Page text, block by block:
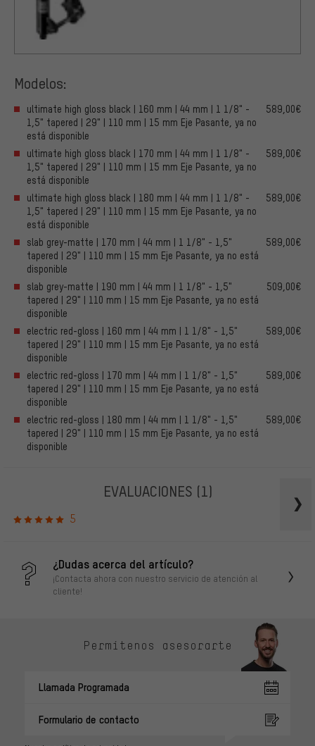
Modelos:
ultimate high gloss black | 160 mm | 44 mm | 1 1/8" -
1,5" tapered | 29" | 110 mm | 15 mm Eje Pasante, ya no
está disponible
589,00€
ultimate high gloss black | 170 mm | 44 mm | 1 1/8" -
1,5" tapered | 29" | 110 mm | 15 mm Eje Pasante, ya no
está disponible
589,00€
ultimate high gloss black | 180 mm | 44 mm | 1 1/8" -
1,5" tapered | 29" | 110 mm | 15 mm Eje Pasante, ya no
está disponible
589,00€
slab grey-matte | 170 mm | 44 mm | 1 1/8" - 1,5"
tapered | 29" | 110 mm | 15 mm Eje Pasante, ya no está
disponible
589,00€
slab grey-matte | 190 mm | 44 mm | 1 1/8" - 1,5"
tapered | 29" | 110 mm | 15 mm Eje Pasante, ya no está
disponible
509,00€
electric red-gloss | 160 mm | 44 mm | 1 1/8" - 1,5"
tapered | 29" | 110 mm | 15 mm Eje Pasante, ya no está
disponible
589,00€
electric red-gloss | 170 mm | 44 mm | 1 1/8" - 1,5"
tapered | 29" | 110 mm | 15 mm Eje Pasante, ya no está
disponible
589,00€
electric red-gloss | 180 mm | 44 mm | 1 1/8" - 1,5"
tapered | 29" | 110 mm | 15 mm Eje Pasante, ya no está
disponible
589,00€
EVALUACIONES (1)
5
¿Dudas acerca del artículo?
¡Contacta ahora con nuestro servicio de atención al
cliente!
Permítenos asesorarte
Llamada Programada
Formulario de contacto